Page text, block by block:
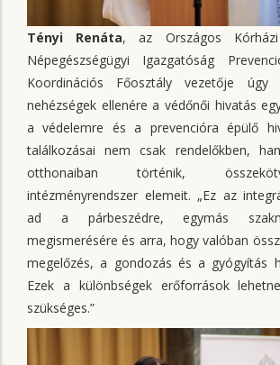
Tényi Renáta, az Országos Kórházi
Népegészségügyi Igazgatóság
Koordinációs Főosztály vezetője
nehézségek ellenére a védőnői hivatás
a védelemre és a prevencióra épülő
találkozásai nem csak rendelőkben,
otthonaiban történik,
intézményrendszer elemeit. „Ez az
ad a párbeszédre, egymás
megismerésére és arra, hogy valóban
megelőzés, a gondozás és a gyógyítás
Ezek a különbségek erőforrások
szükséges.”